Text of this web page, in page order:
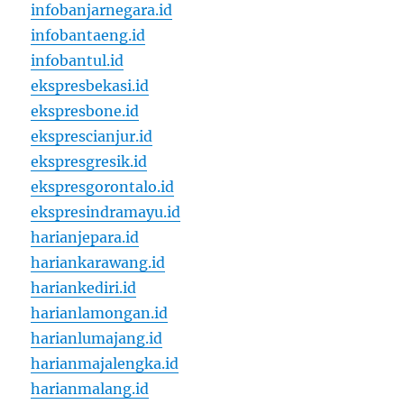
infobanjarnegara.id
infobantaeng.id
infobantul.id
ekspresbekasi.id
ekspresbone.id
eksprescianjur.id
ekspresgresik.id
ekspresgorontalo.id
ekspresindramayu.id
harianjepara.id
hariankarawang.id
hariankediri.id
harianlamongan.id
harianlumajang.id
harianmajalengka.id
harianmalang.id